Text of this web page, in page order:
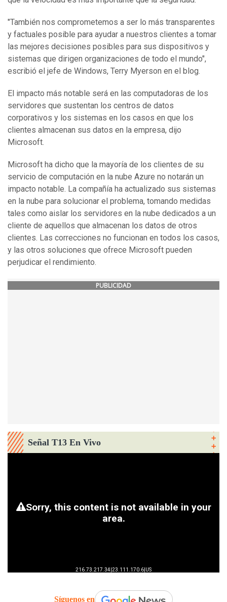
"También nos comprometemos a ser lo más transparentes
y factuales posible para ayudar a nuestros clientes a tomar
las mejores decisiones posibles para sus dispositivos y
sistemas que dirigen organizaciones de todo el mundo",
escribió el jefe de Windows, Terry Myerson en el blog.
El impacto más notable será en las computadoras de los
servidores que sustentan los centros de datos
corporativos y los sistemas en los casos en que los
clientes almacenan sus datos en la empresa, dijo
Microsoft.
Microsoft ha dicho que la mayoría de los clientes de su
servicio de computación en la nube Azure no notarán un
impacto notable. La compañía ha actualizado sus sistemas
en la nube para solucionar el problema, tomando medidas
tales como aislar los servidores en la nube dedicados a un
cliente de aquellos que almacenan los datos de otros
clientes. Las correcciones no funcionan en todos los casos,
y las otros soluciones que ofrece Microsoft pueden
perjudicar el rendimiento.
PUBLICIDAD
Señal T13 En Vivo
Síguenos en